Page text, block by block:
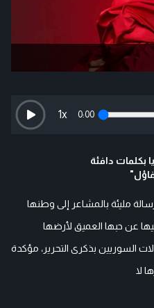
0:00
1x
بكلمات دافئة
مليئة بالمشاعر إلى وطنها
عن حبها العميق لأرضها
السوريين بذكرى التحرير، مؤكدة
لا